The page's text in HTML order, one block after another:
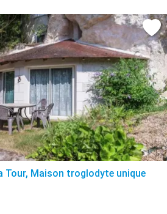
Tour, Maison troglodyte unique